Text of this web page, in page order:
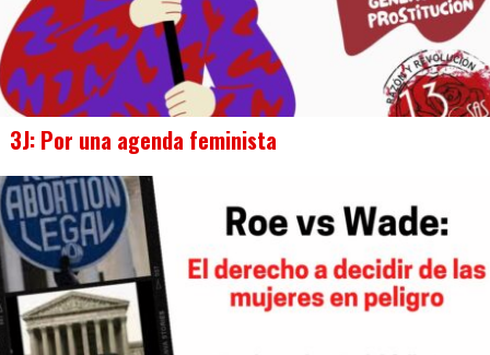
3J: Por una agenda feminista